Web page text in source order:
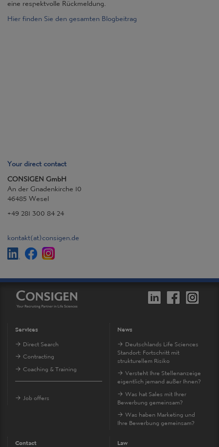
Hier finden Sie den gesamten Blogbeitrag
Your direct contact
CONSIGEN GmbH
An der Gnadenkirche 10
46485 Wesel
+49 281 300 84 24
kontakt(at)consigen.de
Services
Direct Search
Contracting
Coaching & Training
Job offers
News
Deutschlands Life Sciences
Standort: Fortschritt mit
strukturellem Risiko
Versteht Ihre Stellenanzeige
eigentlich jemand außer Ihnen?
Was hat Sales mit Ihrer
Bewerbung gemeinsam?
Was haben Marketing und
Ihre Bewerbung gemeinsam?
Contact Law